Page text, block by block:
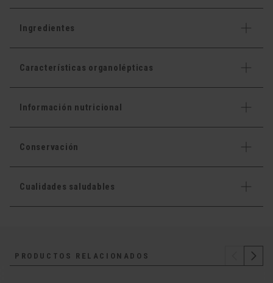
Ingredientes
Características organolépticas
Información nutricional
Conservación
Cualidades saludables
PRODUCTOS RELACIONADOS